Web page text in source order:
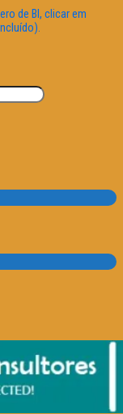
de BI, clicar em